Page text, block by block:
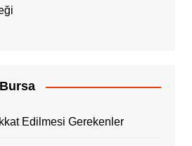
Edilmesi Gerekenler